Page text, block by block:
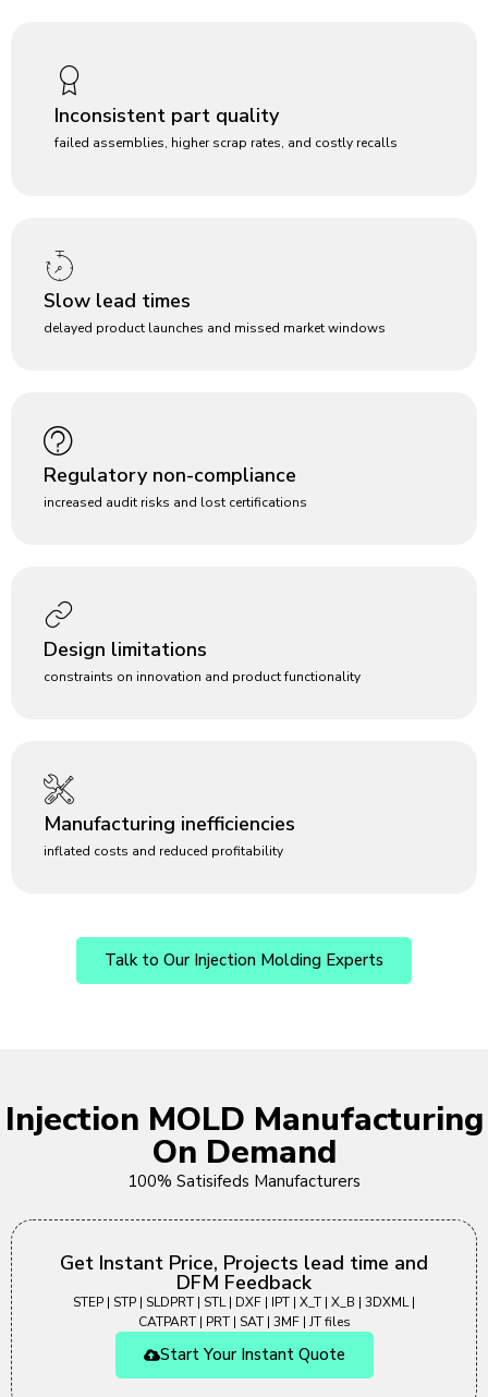
Inconsistent part quality
failed assemblies, higher scrap rates, and costly recalls
Slow lead times
delayed product launches and missed market windows
Regulatory non-compliance
increased audit risks and lost certifications
Design limitations
constraints on innovation and product functionality
Manufacturing inefficiencies
inflated costs and reduced profitability
Talk to Our Injection Molding Experts
Injection MOLD Manufacturing
On Demand
100% Satisifeds Manufacturers
Get Instant Price, Projects lead time and
DFM Feedback
STEP | STP | SLDPRT | STL | DXF | IPT | X_T | X_B | 3DXML |
CATPART | PRT | SAT | 3MF | JT files
Start Your Instant Quote